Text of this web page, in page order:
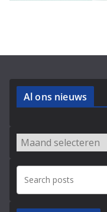
Al ons nieuws
Archieven